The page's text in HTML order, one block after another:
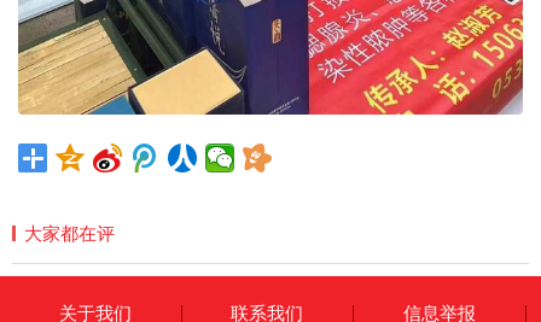
大家都在评
关于我们 联系我们 信息举报